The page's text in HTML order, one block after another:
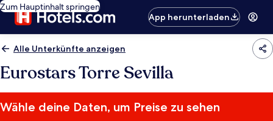
Zum Hauptinhalt springen
App herunterladen
Alle Unterkünfte anzeigen
Eurostars Torre Sevilla
Wähle deine Daten, um Preise zu sehen